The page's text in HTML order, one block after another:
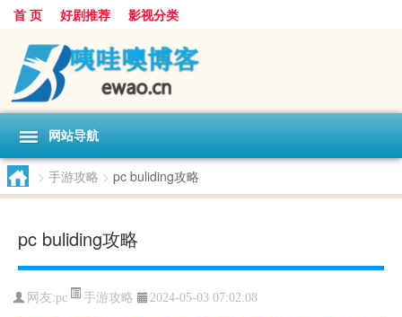
首 页 好剧推荐 影视分类
网站导航
> 手游攻略 > pc buliding攻略
pc buliding攻略
网友:pc 手游攻略 2024-05-03 07:02:08